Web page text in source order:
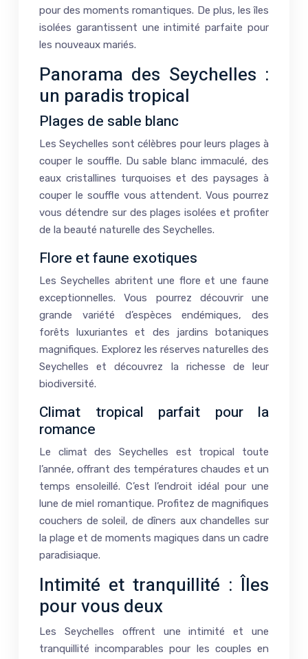
pour des moments romantiques. De plus, les îles
isolées garantissent une intimité parfaite pour
les nouveaux mariés.
Panorama des Seychelles :
un paradis tropical
Plages de sable blanc
Les Seychelles sont célèbres pour leurs plages à
couper le souffle. Du sable blanc immaculé, des
eaux cristallines turquoises et des paysages à
couper le souffle vous attendent. Vous pourrez
vous détendre sur des plages isolées et profiter
de la beauté naturelle des Seychelles.
Flore et faune exotiques
Les Seychelles abritent une flore et une faune
exceptionnelles. Vous pourrez découvrir une
grande variété d’espèces endémiques, des
forêts luxuriantes et des jardins botaniques
magnifiques. Explorez les réserves naturelles des
Seychelles et découvrez la richesse de leur
biodiversité.
Climat tropical parfait pour la
romance
Le climat des Seychelles est tropical toute
l’année, offrant des températures chaudes et un
temps ensoleillé. C’est l’endroit idéal pour une
lune de miel romantique. Profitez de magnifiques
couchers de soleil, de dîners aux chandelles sur
la plage et de moments magiques dans un cadre
paradisiaque.
Intimité et tranquillité : Îles
pour vous deux
Les Seychelles offrent une intimité et une
tranquillité incomparables pour les couples en